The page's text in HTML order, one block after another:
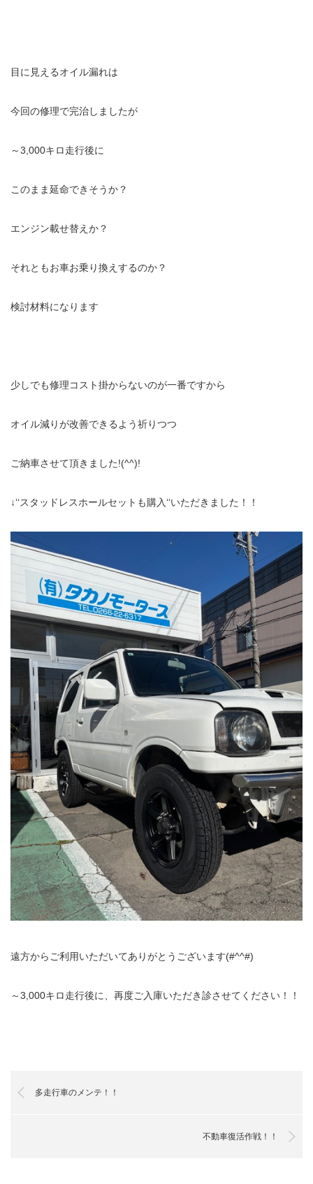
目に見えるオイル漏れは
今回の修理で完治しましたが
～3,000キロ走行後に
このまま延命できそうか？
エンジン載せ替えか？
それともお車お乗り換えするのか？
検討材料になります
少しでも修理コスト掛からないのが一番ですから
オイル減りが改善できるよう祈りつつ
ご納車させて頂きました!(^^)!
↓‘‘スタッドレスホールセットも購入‘‘いただきました！！
遠方からご利用いただいてありがとうございます(#^^#)
～3,000キロ走行後に、再度ご入庫いただき診させてください！！
多走行車のメンテ！！
不動車復活作戦！！